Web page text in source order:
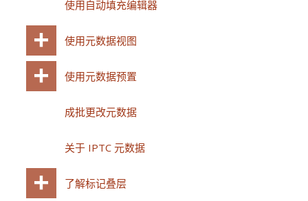
使用自动填充编辑器
使用元数据视图
使用元数据预置
成批更改元数据
关于 IPTC 元数据
了解标记叠层